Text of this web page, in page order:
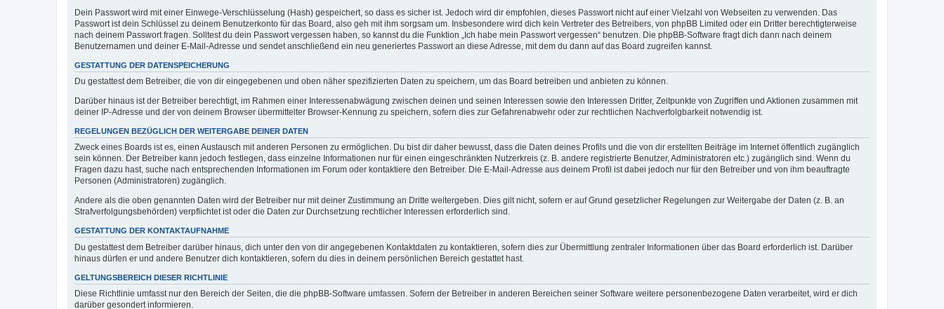
Dein Passwort wird mit einer Einwege-Verschlüsselung (Hash) gespeichert, so dass es sicher ist. Jedoch wird dir empfohlen, dieses Passwort nicht auf einer Vielzahl von Webseiten zu verwenden. Das
Passwort ist dein Schlüssel zu deinem Benutzerkonto für das Board, also geh mit ihm sorgsam um. Insbesondere wird dich kein Vertreter des Betreibers, von phpBB Limited oder ein Dritter berechtigterweise
nach deinem Passwort fragen. Solltest du dein Passwort vergessen haben, so kannst du die Funktion „Ich habe mein Passwort vergessen“ benutzen. Die phpBB-Software fragt dich dann nach deinem
Benutzernamen und deiner E-Mail-Adresse und sendet anschließend ein neu generiertes Passwort an diese Adresse, mit dem du dann auf das Board zugreifen kannst.
GESTATTUNG DER DATENSPEICHERUNG
Du gestattest dem Betreiber, die von dir eingegebenen und oben näher spezifizierten Daten zu speichern, um das Board betreiben und anbieten zu können.
Darüber hinaus ist der Betreiber berechtigt, im Rahmen einer Interessenabwägung zwischen deinen und seinen Interessen sowie den Interessen Dritter, Zeitpunkte von Zugriffen und Aktionen zusammen mit
deiner IP-Adresse und der von deinem Browser übermittelter Browser-Kennung zu speichern, sofern dies zur Gefahrenabwehr oder zur rechtlichen Nachverfolgbarkeit notwendig ist.
REGELUNGEN BEZÜGLICH DER WEITERGABE DEINER DATEN
Zweck eines Boards ist es, einen Austausch mit anderen Personen zu ermöglichen. Du bist dir daher bewusst, dass die Daten deines Profils und die von dir erstellten Beiträge im Internet öffentlich zugänglich
sein können. Der Betreiber kann jedoch festlegen, dass einzelne Informationen nur für einen eingeschränkten Nutzerkreis (z. B. andere registrierte Benutzer, Administratoren etc.) zugänglich sind. Wenn du
Fragen dazu hast, suche nach entsprechenden Informationen im Forum oder kontaktiere den Betreiber. Die E-Mail-Adresse aus deinem Profil ist dabei jedoch nur für den Betreiber und von ihm beauftragte
Personen (Administratoren) zugänglich.
Andere als die oben genannten Daten wird der Betreiber nur mit deiner Zustimmung an Dritte weitergeben. Dies gilt nicht, sofern er auf Grund gesetzlicher Regelungen zur Weitergabe der Daten (z. B. an
Strafverfolgungsbehörden) verpflichtet ist oder die Daten zur Durchsetzung rechtlicher Interessen erforderlich sind.
GESTATTUNG DER KONTAKTAUFNAHME
Du gestattest dem Betreiber darüber hinaus, dich unter den von dir angegebenen Kontaktdaten zu kontaktieren, sofern dies zur Übermittlung zentraler Informationen über das Board erforderlich ist. Darüber
hinaus dürfen er und andere Benutzer dich kontaktieren, sofern du dies in deinem persönlichen Bereich gestattet hast.
GELTUNGSBEREICH DIESER RICHTLINIE
Diese Richtlinie umfasst nur den Bereich der Seiten, die die phpBB-Software umfassen. Sofern der Betreiber in anderen Bereichen seiner Software weitere personenbezogene Daten verarbeitet, wird er dich
darüber gesondert informieren.